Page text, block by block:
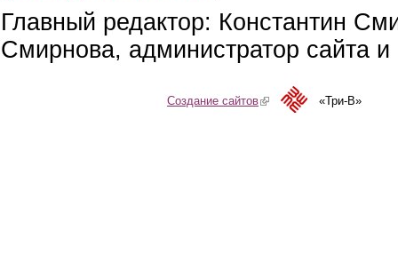
Главный редактор: Константин
Смирнова, администратор сайта
Создание сайтов(link is external)«Три-В»